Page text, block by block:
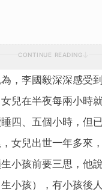
CONTINUE READING
，李國毅深深感受
兒在半夜每兩小時
四、五個小時，但
女兒出世一年多來
小孩前要三思，他
小孩），有小孩後